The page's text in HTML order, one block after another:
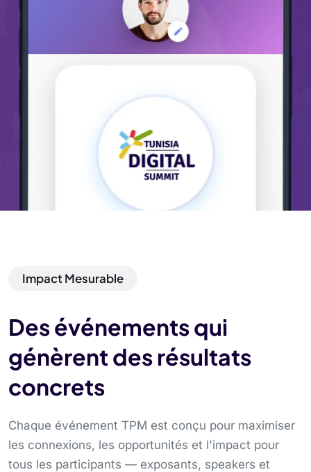
Impact Mesurable
Des événements qui
génèrent des résultats
concrets
Chaque événement TPM est conçu pour maximiser
les connexions, les opportunités et l'impact pour
tous les participants — exposants, speakers et